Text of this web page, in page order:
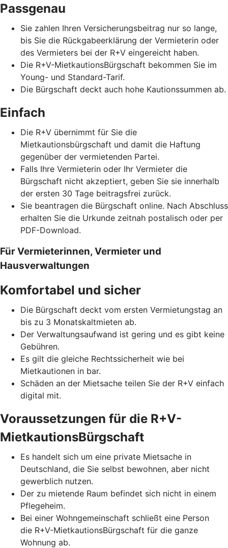
Passgenau
Sie zahlen Ihren Versicherungsbeitrag nur so lange,
bis Sie die Rückgabeerklärung der Vermieterin oder
des Vermieters bei der R+V eingereicht haben.
Die R+V-MietkautionsBürgschaft bekommen Sie im
Young- und Standard-Tarif.
Die Bürgschaft deckt auch hohe Kautionssummen ab.
Einfach
Die R+V übernimmt für Sie die
Mietkautionsbürgschaft und damit die Haftung
gegenüber der vermietenden Partei.
Falls Ihre Vermieterin oder Ihr Vermieter die
Bürgschaft nicht akzeptiert, geben Sie sie innerhalb
der ersten 30 Tage beitragsfrei zurück.
Sie beantragen die Bürgschaft online. Nach Abschluss
erhalten Sie die Urkunde zeitnah postalisch oder per
PDF-Download.
Für Vermieterinnen, Vermieter und
Hausverwaltungen
Komfortabel und sicher
Die Bürgschaft deckt vom ersten Vermietungstag an
bis zu 3 Monatskaltmieten ab.
Der Verwaltungsaufwand ist gering und es gibt keine
Gebühren.
Es gilt die gleiche Rechtssicherheit wie bei
Mietkautionen in bar.
Schäden an der Mietsache teilen Sie der R+V einfach
digital mit.
Voraussetzungen für die R+V-
MietkautionsBürgschaft
Es handelt sich um eine private Mietsache in
Deutschland, die Sie selbst bewohnen, aber nicht
gewerblich nutzen.
Der zu mietende Raum befindet sich nicht in einem
Pflegeheim.
Bei einer Wohngemeinschaft schließt eine Person
die R+V-MietkautionsBürgschaft für die ganze
Wohnung ab.